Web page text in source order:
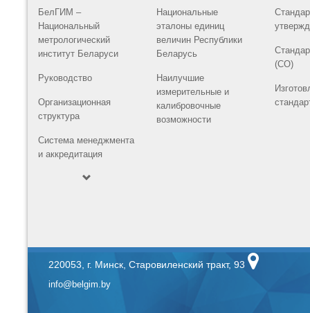
БелГИМ –
Национальный
метрологический
институт Беларуси
Руководство
Организационная
структура
Система менеджмента
и аккредитация
Национальные
эталоны единиц
величин Республики
Беларусь
Наилучшие
измерительные и
калибровочные
возможности
(СО)
220053, г. Минск, Старовиленский тракт, 93
info@belgim.by